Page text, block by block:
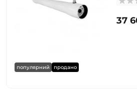
популярний продано
37